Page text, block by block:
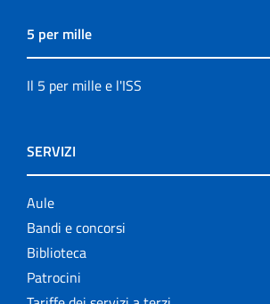
5 per mille
Il 5 per mille e l'ISS
SERVIZI
Aule
Bandi e concorsi
Biblioteca
Patrocini